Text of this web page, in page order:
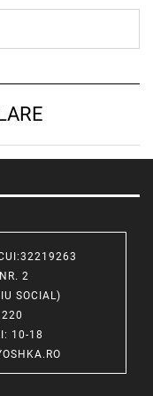
2
SOCIAL)
10-18